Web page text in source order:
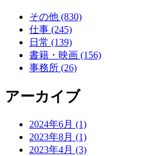
その他 (830)
仕事 (245)
日常 (139)
書籍・映画 (156)
事務所 (26)
アーカイブ
2024年6月 (1)
2023年8月 (1)
2023年4月 (3)